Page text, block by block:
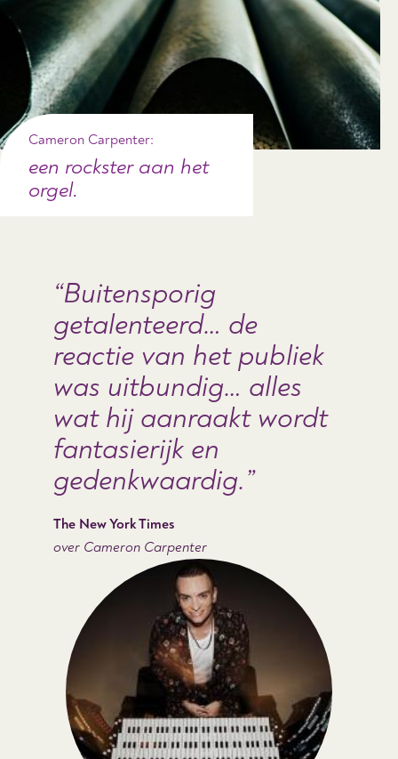
Cameron Carpenter:
een rockster aan het
orgel.
Buitensporig
getalenteerd… de
reactie van het publiek
was uitbundig… alles
wat hij aanraakt wordt
fantasierijk en
gedenkwaardig.
The New York Times
over Cameron Carpenter